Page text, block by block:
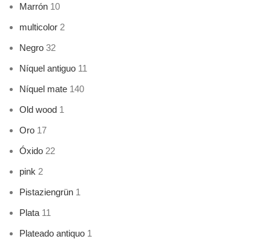
Marrón 10
multicolor 2
Negro 32
Níquel antiguo 11
Níquel mate 140
Old wood 1
Oro 17
Óxido 22
pink 2
Pistaziengrün 1
Plata 11
Plateado antiquo 1